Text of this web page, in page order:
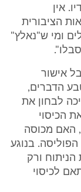
אין
הציבורית
ומי ש"נאלץ"
אישור
הדברים,
לבחון את
הכיסוי
האם מכוסה
בנוגע
ורק
לכיסוי